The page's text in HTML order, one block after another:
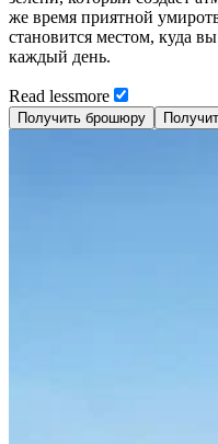
же время приятной
становится местом, куда
каждый день.
Read lessmore
Получить брошюру